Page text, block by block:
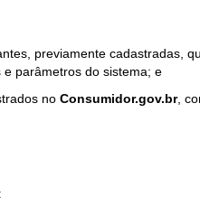
previamente cadastradas,
parâmetros do sistema; e
no Consumidor.gov.br,